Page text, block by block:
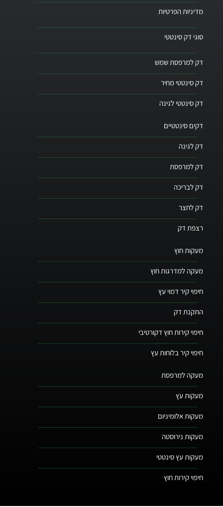
מדיניות הפרטיות
סוגי דק סינטטי
דק למרפסת שמש
דק סינטטי מחיר
דק סינטטי לגינה
דקים סינטטיים
דק לגינה
דק למרפסת
דק לבריכה
דק לחצר
רצפת דק
מעקות חוץ
מעקה למדרגות חוץ
חיפוי קיר דמוי עץ
התקנת דק
חיפוי קירות חוץ דקורטיבי
חיפוי קיר בלוחות עץ
מעקה למרפסת
מעקות עץ
מעקות אלומיניום
מעקות נירוסטה
מעקות עץ סינטטי
חיפוי קירות חוץ